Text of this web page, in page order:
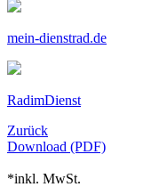
mein-dienstrad.de
RadimDienst
Zurück
Download (PDF)
*inkl. MwSt.